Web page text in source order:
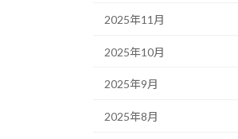
2025年11月
2025年10月
2025年9月
2025年8月